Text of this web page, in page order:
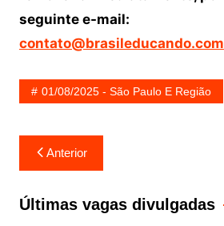
seguinte e-mail:
contato@brasileducando.com
01/08/2025 - São Paulo E Região
Navegação
de
Post
Anterior
Últimas vagas divulgadas